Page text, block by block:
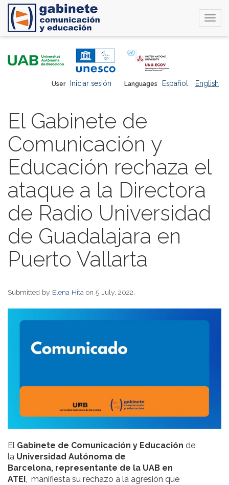
Languages Español English
User Iniciar sesión
El Gabinete de
Comunicación y
Educación rechaza el
ataque a la Directora
de Radio Universidad
de Guadalajara en
Puerto Vallarta
Submitted by Elena Hita on 5 July, 2022.
El Gabinete de Comunicación y Educación de
la Universidad Autónoma de
Barcelona, representante de la UAB en
ATEI , manifiesta su rechazo a la agresión que